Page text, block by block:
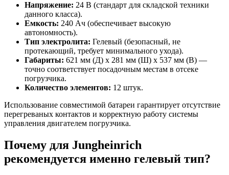
Напряжение: 24 В (стандарт для складской техники
данного класса).
Емкость: 240 Ач (обеспечивает высокую
автономность).
Тип электролита: Гелевый (безопасный, не
протекающий, требует минимального ухода).
Габариты: 621 мм (Д) х 281 мм (Ш) х 537 мм (В) —
точно соответствует посадочным местам в отсеке
погрузчика.
Количество элементов: 12 штук.
Использование совместимой батареи гарантирует отсутствие
перегреваных контактов и корректную работу системы
управления двигателем погрузчика.
Почему для Jungheinrich
рекомендуется именно гелевый тип?